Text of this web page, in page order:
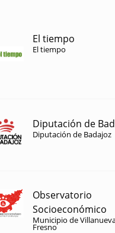
El tiempo
El tiempo
Diputación de
Diputación de Badajoz
Observatorio
Socioeconómico
Municipio de
Fresno